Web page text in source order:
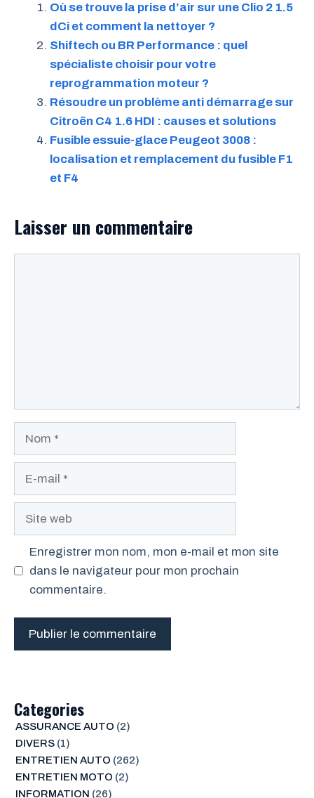
Où se trouve la prise d’air sur une Clio 2 1.5
dCi et comment la nettoyer ?
Shiftech ou BR Performance : quel
spécialiste choisir pour votre
reprogrammation moteur ?
Résoudre un problème anti démarrage sur
Citroën C4 1.6 HDI : causes et solutions
Fusible essuie-glace Peugeot 3008 :
localisation et remplacement du fusible F1
et F4
Laisser un commentaire
Site
Enregistrer mon nom, mon e-mail et mon site
dans le navigateur pour mon prochain
commentaire.
Categories
ASSURANCE AUTO (2)
DIVERS(1)
ENTRETIEN AUTO (262)
ENTRETIEN MOTO (2)
INFORMATION (26)